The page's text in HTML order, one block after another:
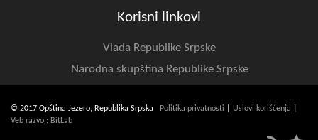
Korisni linkovi
Vlada Republike Srpske
Narodna skupština Republike Srpske
© 2017 Opština Jezero, Republika Srpska Politika privatnosti Uslovi korišćenja
Veb razvoj: BitLab